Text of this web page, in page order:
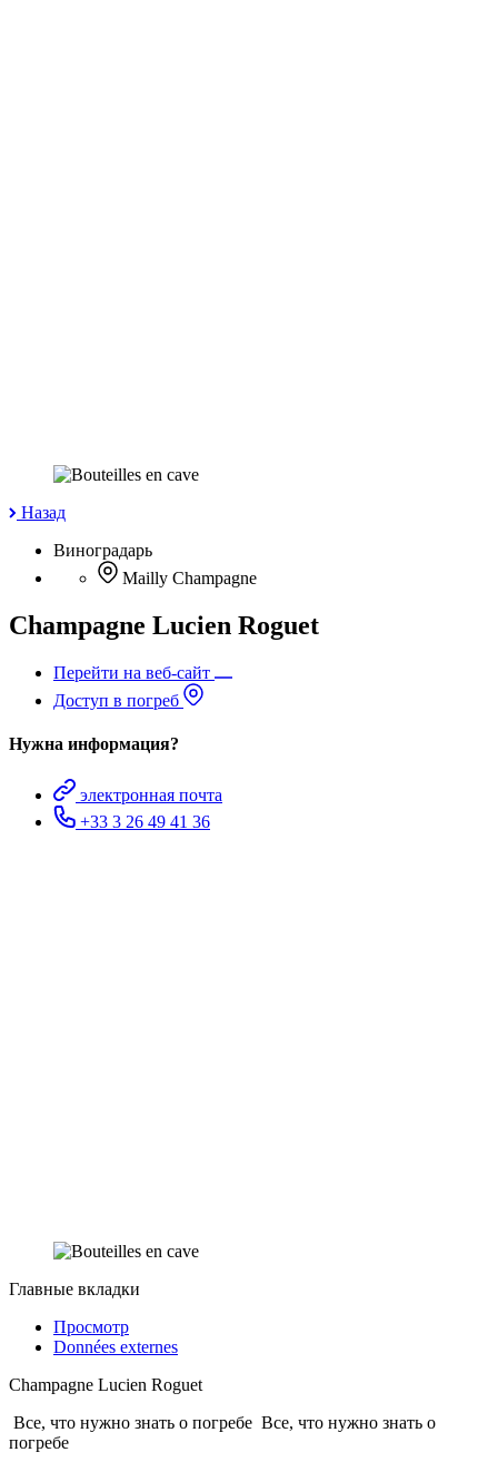
Назад
Виноградарь
Mailly Champagne
Champagne Lucien Roguet
Перейти на веб-сайт
Доступ в погреб
Нужна информация?
электронная почта
+33 3 26 49 41 36
Главные вкладки
Просмотр
Données externes
Champagne Lucien Roguet
Все, что нужно знать о погребе Все, что нужно знать о
погребе